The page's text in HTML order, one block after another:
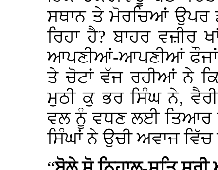
ਸਥਾਨ ਤੇ ਮੋਰਚਿਆਂ ਉਪਰ
ਰਿਹਾ ਹੈ? ਬਾਹਰ ਵਜ਼ੀਰ
ਆਪਣੀਆਂ-ਆਪਣੀਆਂ ਫੌਜਾਂ
ਤੇ ਚੋਟਾਂ ਵੱਜ ਰਹੀਆਂ ਨੇ
ਮੁਠੀ ਕੁ ਭਰ ਸਿੰਘ ਨੇ,
ਵਲ ਨੂੰ ਵਧਣ ਲਈ ਤਿਆਰ
ਸਿੰਘਾਂ ਨੇ ਉਚੀ ਅਵਾਜ